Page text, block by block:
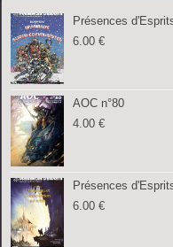
Présences
6.00€
AOC n°80
4.00€
Présences
6.00€